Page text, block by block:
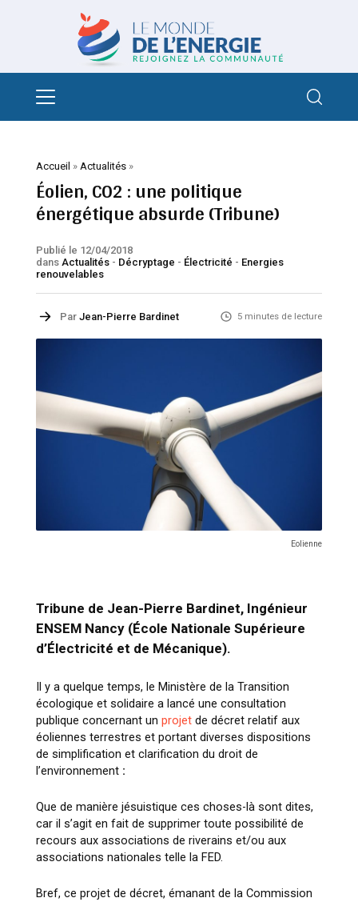
Accueil » Actualités»
Éolien, CO2 : une politique
énergétique absurde (Tribune)
Publié le 12/04/2018
dans Actualités- Décryptage - Électricité - Energies
renouvelables
Par Jean-Pierre Bardinet 5 minutes de lecture
Eolienne
Tribune de Jean-Pierre Bardinet, Ingénieur
ENSEM Nancy (École Nationale Supérieure
d’Électricité et de Mécanique).
Il y a quelque temps, le Ministère de la Transition
écologique et solidaire a lancé une consultation
publique concernant un projetde décret relatif aux
éoliennes terrestres et portant diverses dispositions
de simplification et clarification du droit de
l’environnement:
Que de manière jésuistique ces choses-là sont dites,
car il s’agit en fait de supprimer toute possibilité de
recours aux associations de riverains et/ou aux
associations nationales telle la FED.
Bref, ce projet de décret, émanant de la Commission